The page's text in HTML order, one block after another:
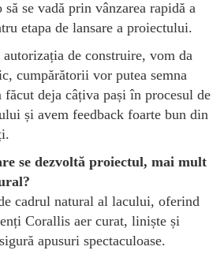
se vadă prin vânzarea rapidă a
etapa de lansare a proiectului.
de construire, vom da
cumpărătorii vor putea semna
făcut deja câțiva pași în procesul de
și avem feedback foarte bun din
se dezvoltă proiectul, mai mult
cadrul natural al lacului, oferind
Corallis aer curat, liniște și
apusuri spectaculoase.